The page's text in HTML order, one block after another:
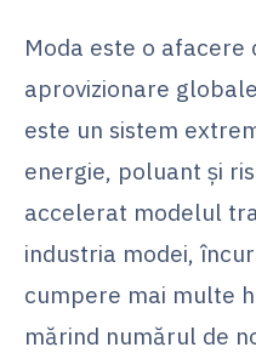
Moda este o afacere
aprovizionare
este un sistem
energie, poluant și
accelerat modelul
industria modei,
cumpere mai multe
mărind numărul de